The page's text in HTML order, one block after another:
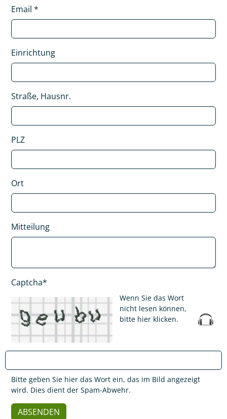
Email*
Einrichtung
Straße, Hausnr.
PLZ
Ort
Mitteilung
Captcha*
Wenn Sie das Wort
nicht lesen können,
bitte hier klicken.
Bitte geben Sie hier das Wort ein, das im Bild angezeigt
wird. Dies dient der Spam-Abwehr.